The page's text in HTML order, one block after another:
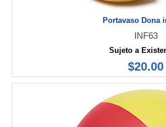
Portavaso Dona
INF63
Sujeto a
$20.00